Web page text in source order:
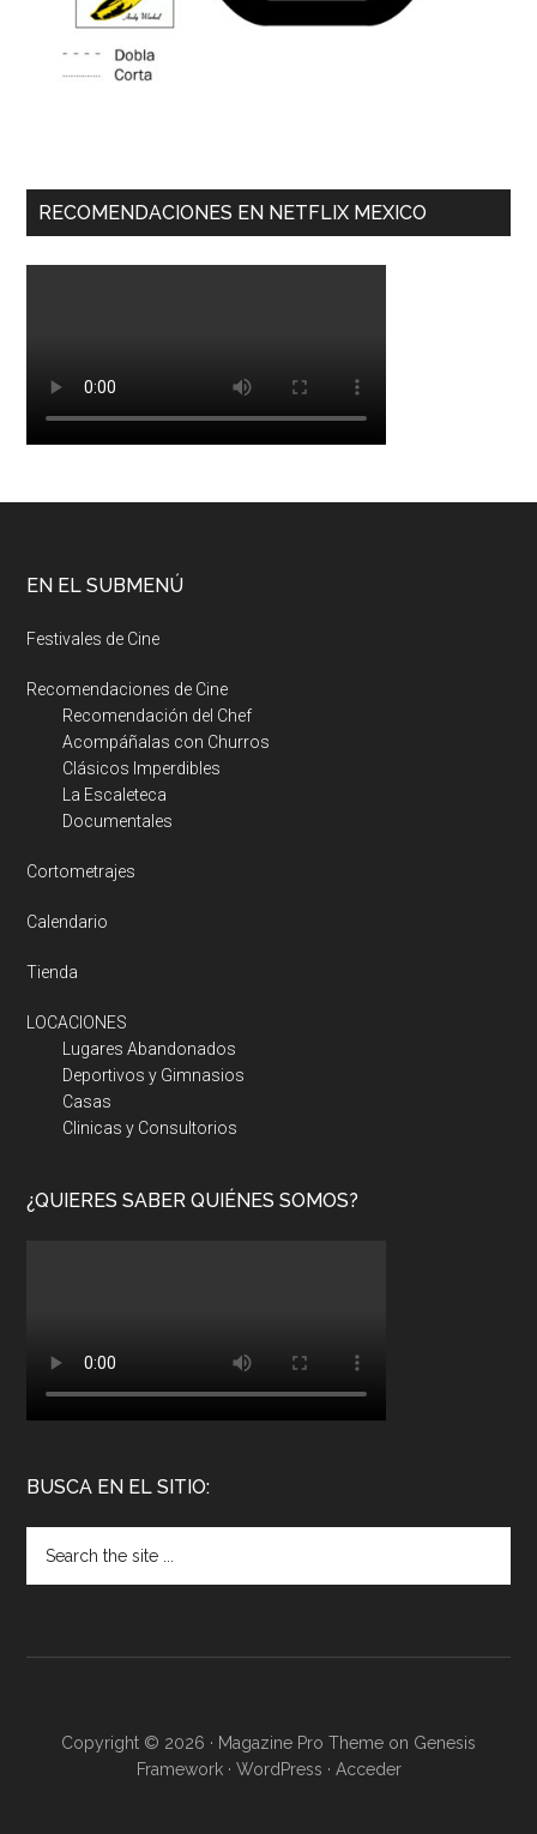
RECOMENDACIONES EN NETFLIX MEXICO
EN EL SUBMENÚ
Festivales de Cine
Recomendaciones de Cine
Recomendación del Chef
Acompáñalas con Churros
Clásicos Imperdibles
La Escaleteca
Documentales
Cortometrajes
Calendario
Tienda
LOCACIONES
Lugares Abandonados
Deportivos y Gimnasios
Casas
Clinicas y Consultorios
¿QUIERES SABER QUIÉNES SOMOS?
BUSCA EN EL SITIO:
Copyright © 2026 · Magazine Pro Theme on Genesis
Framework· WordPress · Acceder